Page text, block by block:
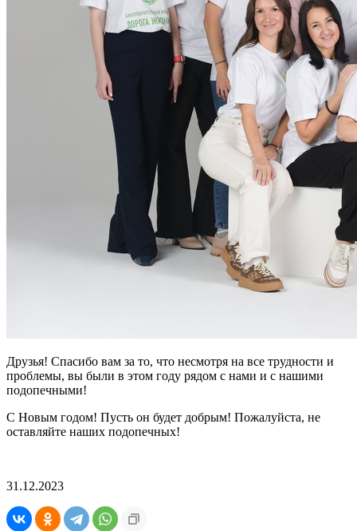
Друзья! Спасибо вам за то, что несмотря на все трудности и
проблемы, вы были в этом году рядом с нами и с нашими
подопечными!
С Новым годом! Пусть он будет добрым! Пожалуйста, не
оставляйте наших подопечных!
31.12.2023